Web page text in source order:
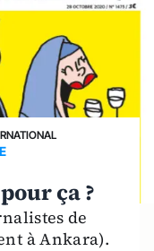
ça ?
de
à Ankara).